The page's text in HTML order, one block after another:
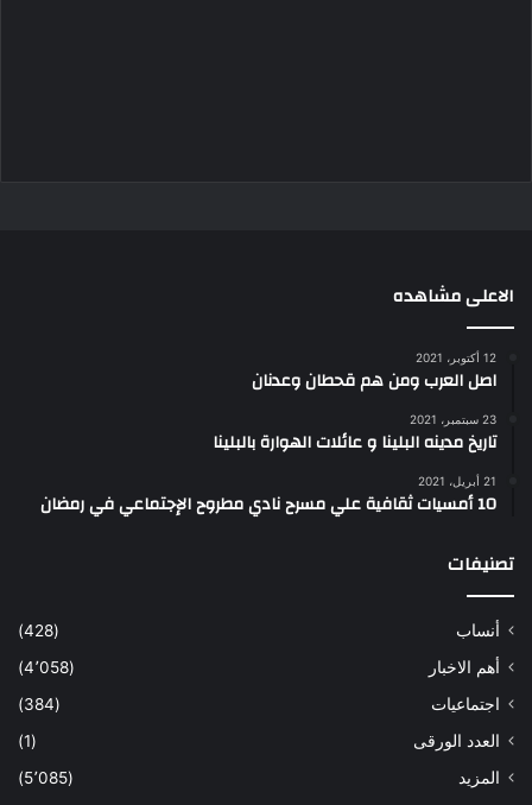
الاعلى مشاهده
12 أكتوبر، 2021
اصل العرب ومن هم قحطان وعدنان
23 سبتمبر، 2021
تاريخ مدينه البلينا و عائلات الهوارة بالبلينا
21 أبريل، 2021
10 أمسيات ثقافية علي مسرح نادي مطروح الإجتماعي في رمضان
تصنيفات
أنساب
(428)
أهم الاخبار
(4٬058)
اجتماعيات
(384)
العدد الورقى
(1)
المزيد
(5٬085)